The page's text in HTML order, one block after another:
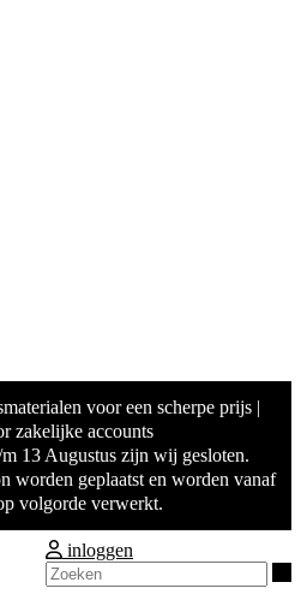
voor een scherpe prijs |
zakelijke accounts
13 Augustus zijn wij gesloten.
worden geplaatst en worden vanaf
volgorde verwerkt.
inloggen